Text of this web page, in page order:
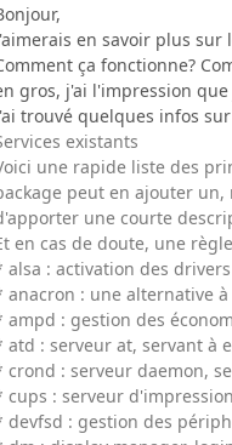
en savoir plus sur
ça fonctionne?
gros, j'ai l'impression
trouvé quelques infos
existants
une rapide liste des
peut en ajouter
une courte
en cas de doute, une
alsa : activation des
anacron : une alternative
ampd : gestion des
atd : serveur at, servant à
crond : serveur daemon,
cups : serveur
devfsd : gestion des